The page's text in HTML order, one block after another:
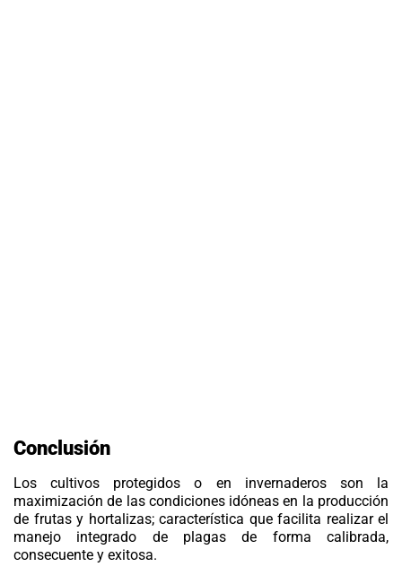
Conclusión
Los cultivos protegidos o en invernaderos son la
maximización de las condiciones idóneas en la producción
de frutas y hortalizas; característica que facilita realizar el
manejo integrado de plagas de forma calibrada,
consecuente y exitosa.